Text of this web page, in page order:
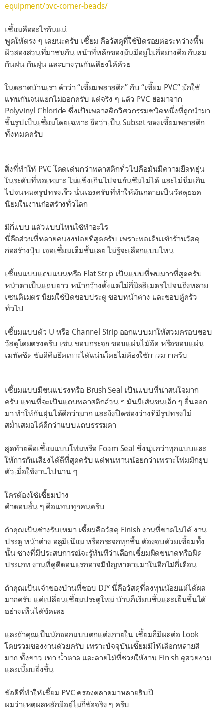
equipment/pvc-corner-beads/
เซี้ยมคืออะไรกันแน่
พูดให้ตรง ๆ เลยนะครับ เซี้ยม คือวัสดุที่ใช้ปิดรอยต่อระหว่างพื้น
ผิวสองส่วนที่มาชนกัน หน้าที่หลักของมันมีอยู่ไม่กี่อย่างคือ กันลม
กันฝน กันฝุ่น และบางรุ่นกันเสียงได้ด้วย
ในตลาดบ้านเรา คำว่า “เซี้ยมพลาสติก” กับ “เซี้ยม PVC” มักใช้
แทนกันจนแยกไม่ออกครับ แต่จริง ๆ แล้ว PVC ย่อมาจาก
Polyvinyl Chloride ซึ่งเป็นพลาสติกวิศวกรรมชนิดหนึ่งที่ถูกนำมา
ขึ้นรูปเป็นเซี้ยมโดยเฉพาะ ถือว่าเป็น Subset ของเซี้ยมพลาสติก
ทั้งหมดครับ
สิ่งที่ทำให้ PVC โดดเด่นกว่าพลาสติกทั่วไปคือมันมีความยืดหยุ่น
ในระดับที่พอเหมาะ ไม่แข็งเกินไปจนกันซึมไม่ได้ และไม่นิ่มเกิน
ไปจนหมดรูปทรงเร็ว นั่นเองครับที่ทำให้มันกลายเป็นวัสดุยอด
นิยมในงานก่อสร้างทั่วโลก
มีกี่แบบ แล้วแบบไหนใช้ทำอะไร
นี่คือส่วนที่หลายคนงงบ่อยที่สุดครับ เพราะพอเดินเข้าร้านวัสดุ
ก่อสร้างปุ๊บ เจอเซี้ยมเต็มชั้นเลย ไม่รู้จะเลือกแบบไหน
เซี้ยมแบบแถบแบนหรือ Flat Strip เป็นแบบที่พบมากที่สุดครับ
หน้าตาเป็นแถบยาว หน้ากว้างตั้งแต่ไม่กี่มิลลิเมตรไปจนถึงหลาย
เซนติเมตร นิยมใช้ปิดขอบประตู ขอบหน้าต่าง และขอบตู้ครัว
ทั่วไป
เซี้ยมแบบตัว U หรือ Channel Strip ออกแบบมาให้สวมครอบขอบ
วัสดุโดยตรงครับ เช่น ขอบกระจก ขอบแผ่นไม้อัด หรือขอบแผ่น
เมทัลชีต ข้อดีคือยึดเกาะได้แน่นโดยไม่ต้องใช้กาวมากครับ
เซี้ยมแบบมีขนแปรงหรือ Brush Seal เป็นแบบที่น่าสนใจมาก
ครับ แทนที่จะเป็นแถบพลาสติกล้วน ๆ มันมีเส้นขนเล็ก ๆ ยื่นออก
มา ทำให้กันฝุ่นได้ดีกว่ามาก และยังปิดช่องว่างที่มีรูปทรงไม่
สม่ำเสมอได้ดีกว่าแบบแถบธรรมดา
สุดท้ายคือเซี้ยมแบบโฟมหรือ Foam Seal ซึ่งนุ่มกว่าทุกแบบและ
ให้การกันเสียงได้ดีที่สุดครับ แต่ทนทานน้อยกว่าเพราะโฟมมักยุบ
ตัวเมื่อใช้งานไปนาน ๆ
ใครต้องใช้เซี้ยมบ้าง
คำตอบสั้น ๆ คือแทบทุกคนครับ
ถ้าคุณเป็นช่างรับเหมา เซี้ยมคือวัสดุ Finish งานที่ขาดไม่ได้ งาน
ประตู หน้าต่าง อลูมิเนียม หรือกระจกทุกชิ้น ต้องจบด้วยเซี้ยมทั้ง
นั้น ช่างที่มีประสบการณ์จะรู้ทันทีว่าเลือกเซี้ยมผิดขนาดหรือผิด
ประเภท งานที่ดูดีตอนแรกอาจมีปัญหาตามมาในอีกไม่กี่เดือน
ถ้าคุณเป็นเจ้าของบ้านที่ชอบ DIY นี่คือวัสดุที่ลงทุนน้อยแต่ได้ผล
มากครับ แค่เปลี่ยนเซี้ยมประตูใหม่ บ้านก็เงียบขึ้นและเย็นขึ้นได้
อย่างเห็นได้ชัดเลย
และถ้าคุณเป็นนักออกแบบตกแต่งภายใน เซี้ยมก็มีผลต่อ Look
โดยรวมของงานด้วยครับ เพราะปัจจุบันเซี้ยมมีให้เลือกหลายสี
มาก ทั้งขาว เทา น้ำตาล และลายไม้ที่ช่วยให้งาน Finish ดูสวยงาม
และเนี้ยบยิ่งขึ้น
ข้อดีที่ทำให้เซี้ยม PVC ครองตลาดมาหลายสิบปี
ผมว่าเหตุผลหลักมีอยู่ไม่กี่ข้อจริง ๆ ครับ